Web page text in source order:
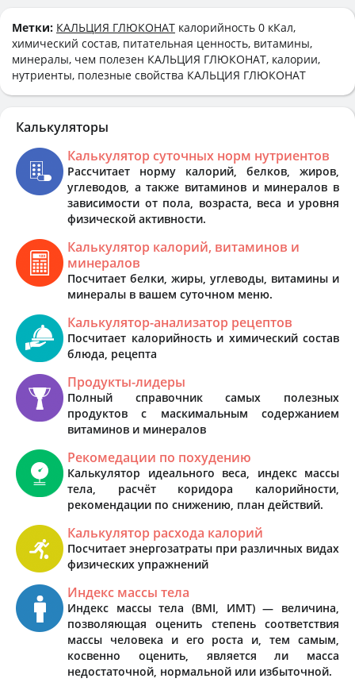
Метки: КАЛЬЦИЯ ГЛЮКОНАТ калорийность 0 кКал,
химический состав, питательная ценность, витамины,
минералы, чем полезен КАЛЬЦИЯ ГЛЮКОНАТ, калории,
нутриенты, полезные свойства КАЛЬЦИЯ ГЛЮКОНАТ
Калькуляторы
Калькулятор суточных норм нутриентов
Рассчитает норму калорий, белков, жиров,
углеводов, а также витаминов и минералов в
зависимости от пола, возраста, веса и уровня
физической активности.
Калькулятор калорий, витаминов и
минералов
Посчитает белки, жиры, углеводы, витамины и
минералы в вашем суточном меню.
Калькулятор-анализатор рецептов
Посчитает калорийность и химический состав
блюда, рецепта
Продукты-лидеры
Полный справочник самых полезных
продуктов с маскимальным содержанием
витаминов и минералов
Рекомедации по похудению
Калькулятор идеального веса, индекс массы
тела, расчёт коридора калорийности,
рекомендации по снижению, план действий.
Калькулятор расхода калорий
Посчитает энергозатраты при различных видах
физических упражнений
Индекс массы тела
Индекс массы тела (BMI, ИМТ) — величина,
позволяющая оценить степень соответствия
массы человека и его роста и, тем самым,
косвенно оценить, является ли масса
недостаточной, нормальной или избыточной.